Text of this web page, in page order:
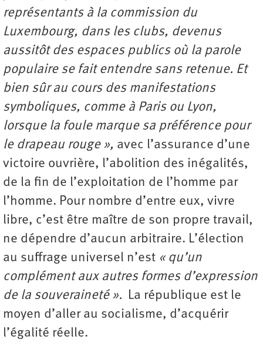
représentants à la commission du
Luxembourg, dans les clubs, devenus
aussitôt des espaces publics où la parole
populaire se fait entendre sans retenue. Et
bien sûr au cours des manifestations
symboliques, comme à Paris ou Lyon,
lorsque la foule marque sa préférence pour
le drapeau rouge », avec l’assurance d’une
victoire ouvrière, l’abolition des inégalités,
de la fin de l’exploitation de l’homme par
l’homme. Pour nombre d’entre eux, vivre
libre, c’est être maître de son propre travail,
ne dépendre d’aucun arbitraire. L’élection
au suffrage universel n’est « qu’un
complément aux autres formes d’expression
de la souveraineté ». La république est le
moyen d’aller au socialisme, d’acquérir
l’égalité réelle.